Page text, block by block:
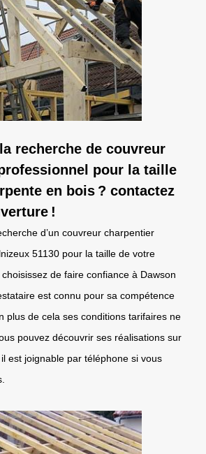
recherche de couvreur
pour la taille
en bois ? contactez
!
d’un couvreur charpentier
51130 pour la taille de votre
de faire confiance à Dawson
est connu pour sa compétence
plus de cela ses conditions tarifaires ne
pouvez découvrir ses réalisations sur
est joignable par téléphone si vous